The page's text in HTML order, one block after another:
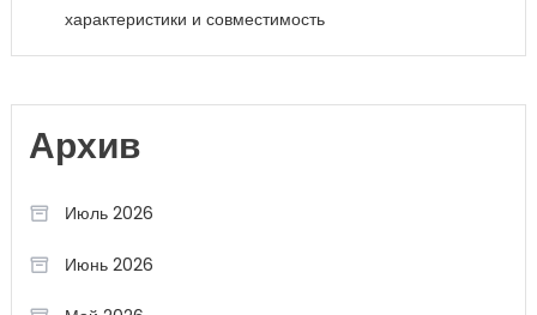
характеристики и совместимость
Архив
Июль 2026
Июнь 2026